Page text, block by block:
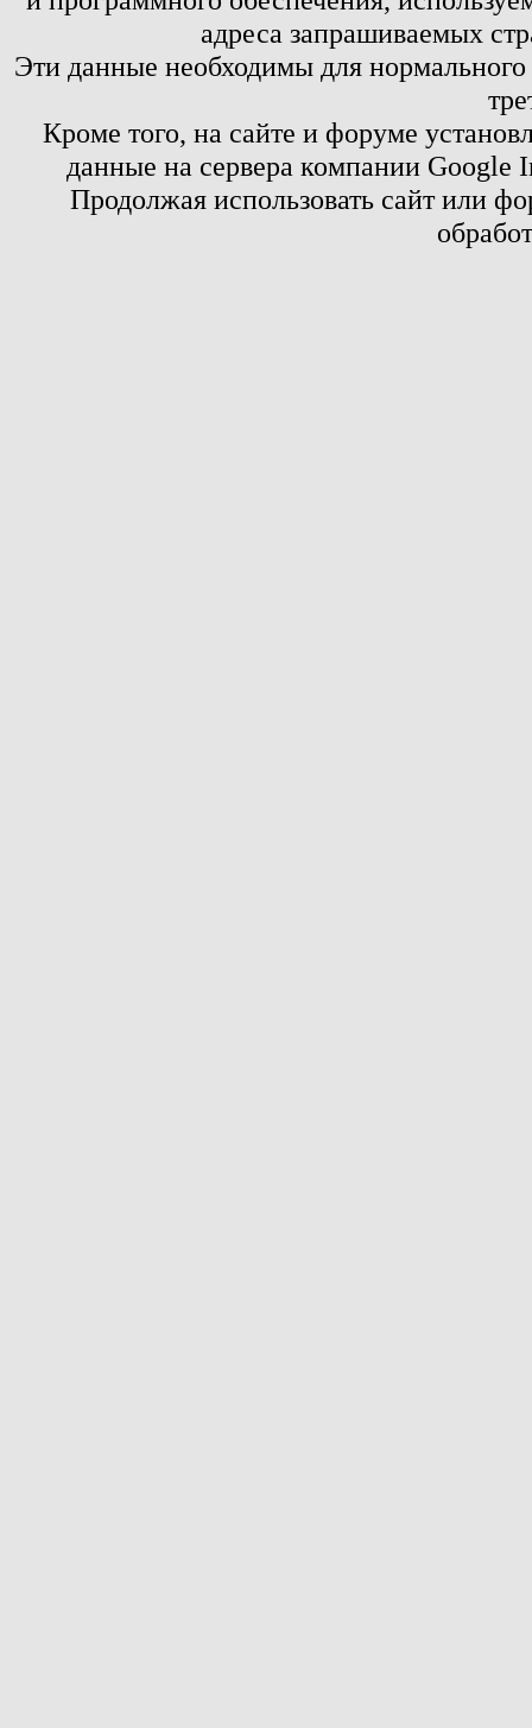
адреса запрашиваемых
Эти данные необходимы для
Кроме того, на сайте и форуме
данные на сервера компании
Продолжая использовать сайт или